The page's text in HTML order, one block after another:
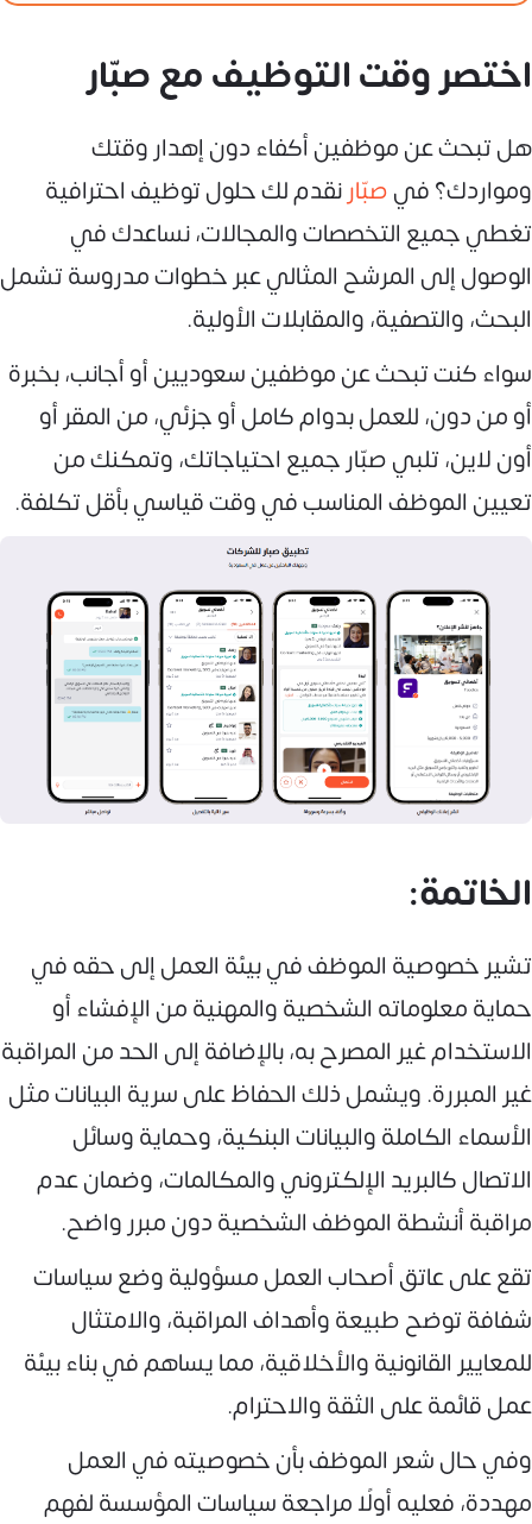
اختصر وقت التوظيف مع صبّار
هل تبحث عن موظفين أكفاء دون إهدار وقتك
ومواردك؟ فيصبّارنقدم لك حلول توظيف احترافية
تغطي جميع التخصصات والمجالات، نساعدك في
الوصول إلى المرشح المثالي عبر خطوات مدروسة تشمل
البحث، والتصفية، والمقابلات الأولية.
سواء كنت تبحث عن موظفين سعوديين أو أجانب، بخبرة
أو من دون، للعمل بدوام كامل أو جزئي، من المقر أو
أون لاين، تلبي صبّار جميع احتياجاتك، وتمكنك من
تعيين الموظف المناسب في وقت قياسي بأقل تكلفة.
الخاتمة:
تشير خصوصية الموظف في بيئة العمل إلى حقه في
حماية معلوماته الشخصية والمهنية من الإفشاء أو
الاستخدام غير المصرح به، بالإضافة إلى الحد من المراقبة
غير المبررة. ويشمل ذلك الحفاظ على سرية البيانات مثل
الأسماء الكاملة والبيانات البنكية، وحماية وسائل
الاتصال كالبريد الإلكتروني والمكالمات، وضمان عدم
مراقبة أنشطة الموظف الشخصية دون مبرر واضح.
تقع على عاتق أصحاب العمل مسؤولية وضع سياسات
شفافة توضح طبيعة وأهداف المراقبة، والامتثال
للمعايير القانونية والأخلاقية، مما يساهم في بناء بيئة
عمل قائمة على الثقة والاحترام.
وفي حال شعر الموظف بأن خصوصيته في العمل
مهددة، فعليه أولًا مراجعة سياسات المؤسسة لفهم